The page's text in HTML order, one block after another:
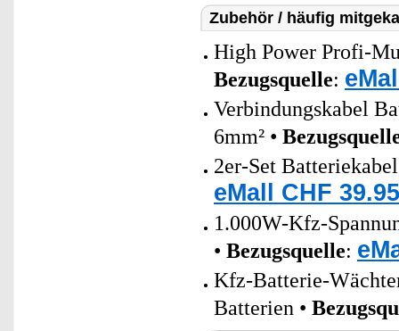
Zubehör / häufig
High Power Profi-
Bezugsquelle:
Verbindungskabel
6mm² •
2er-Set
eMall CHF
1.000W-Kfz-
• Bezugsquelle:
Kfz-Batterie-
Batterien •